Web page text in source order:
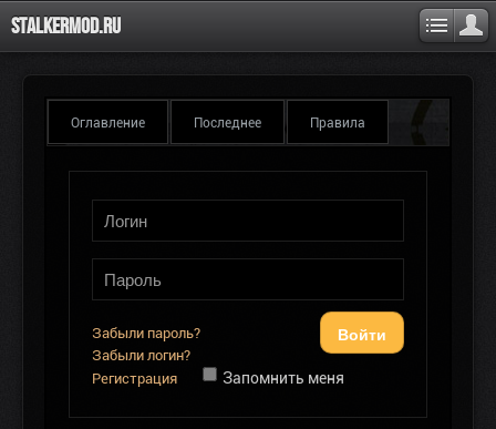
Stalkermod.ru
Оглавление Последнее Правила
Войти
Забыли пароль?
Забыли логин?
Регистрация
Запомнить меня